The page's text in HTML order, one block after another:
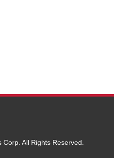
All Rights Reserved.